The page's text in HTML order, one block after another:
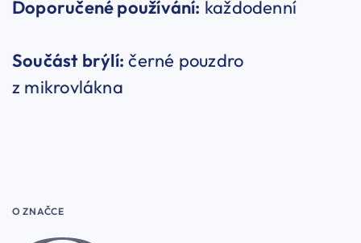
Doporučené používání: každodenní
Součást brýlí: černé pouzdro
z mikrovlákna
O ZNAČCE